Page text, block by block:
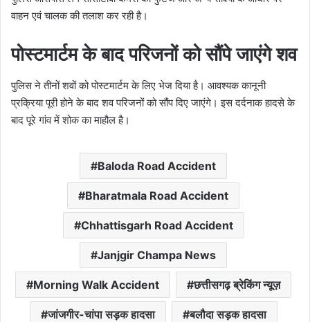
वाहन एवं चालक की तलाश कर रही है।
पोस्टमार्टम के बाद परिजनों को सौंपे जाएंगे शव
पुलिस ने तीनों शवों को पोस्टमार्टम के लिए भेज दिया है। आवश्यक कानूनी
प्रक्रिया पूरी होने के बाद शव परिजनों को सौंप दिए जाएंगे। इस दर्दनाक हादसे के
बाद पूरे गांव में शोक का माहौल है।
Baloda Road Accident
Bharatmala Road Accident
Chhattisgarh Road Accident
Janjgir Champa News
Morning Walk Accident छत्तीसगढ़ ब्रेकिंग न्यूज़
जांजगीर-चांपा सड़क हादसा बलौदा सड़क हादसा